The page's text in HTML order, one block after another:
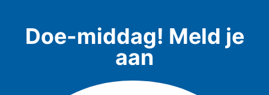
Doe-middag! Meld je
aan